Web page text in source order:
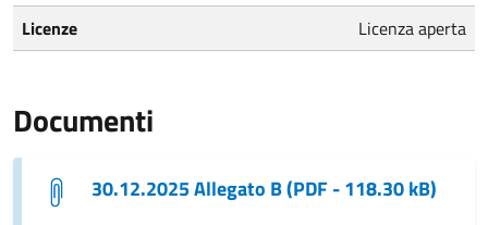
Licenze Licenza aperta
Documenti
30.12.2025 Allegato B (PDF - 118.30 kB)